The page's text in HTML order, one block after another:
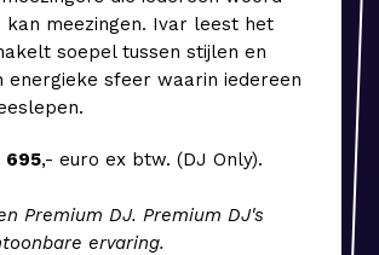
kan meezingen. Ivar leest het
soepel tussen stijlen en
energieke sfeer waarin iedereen
695,- euro ex btw. (DJ Only).
Premium DJ. Premium DJ's
ervaring.